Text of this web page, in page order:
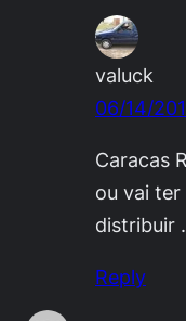
valuck
06/14/
Caracas
ou vai ter
distribuir
Reply